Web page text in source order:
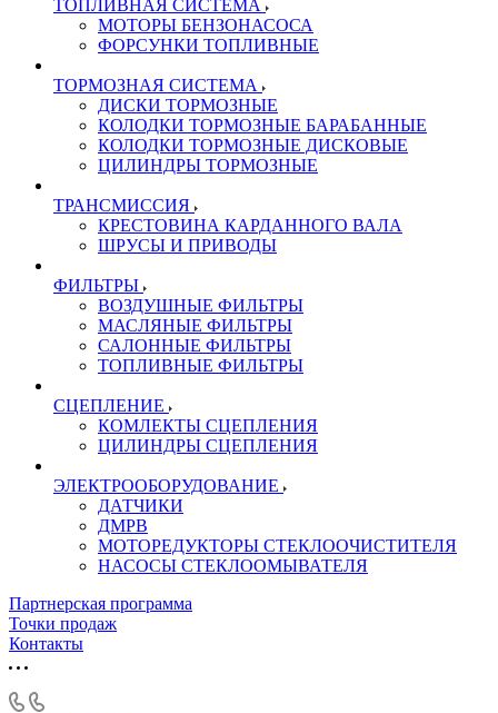
ТОПЛИВНАЯ СИСТЕМА
МОТОРЫ БЕНЗОНАСОСА
ФОРСУНКИ ТОПЛИВНЫЕ
ТОРМОЗНАЯ СИСТЕМА
ДИСКИ ТОРМОЗНЫЕ
КОЛОДКИ ТОРМОЗНЫЕ БАРАБАННЫЕ
КОЛОДКИ ТОРМОЗНЫЕ ДИСКОВЫЕ
ЦИЛИНДРЫ ТОРМОЗНЫЕ
ТРАНСМИССИЯ
КРЕСТОВИНА КАРДАННОГО ВАЛА
ШРУСЫ И ПРИВОДЫ
ФИЛЬТРЫ
ВОЗДУШНЫЕ ФИЛЬТРЫ
МАСЛЯНЫЕ ФИЛЬТРЫ
САЛОННЫЕ ФИЛЬТРЫ
ТОПЛИВНЫЕ ФИЛЬТРЫ
СЦЕПЛЕНИЕ
КОМЛЕКТЫ СЦЕПЛЕНИЯ
ЦИЛИНДРЫ СЦЕПЛЕНИЯ
ЭЛЕКТРООБОРУДОВАНИЕ
ДАТЧИКИ
ДМРВ
МОТОРЕДУКТОРЫ СТЕКЛООЧИСТИТЕЛЯ
НАСОСЫ СТЕКЛООМЫВАТЕЛЯ
Партнерская программа
Точки продаж
Контакты